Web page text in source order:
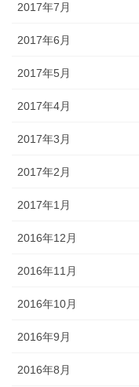
2017年7月
2017年6月
2017年5月
2017年4月
2017年3月
2017年2月
2017年1月
2016年12月
2016年11月
2016年10月
2016年9月
2016年8月